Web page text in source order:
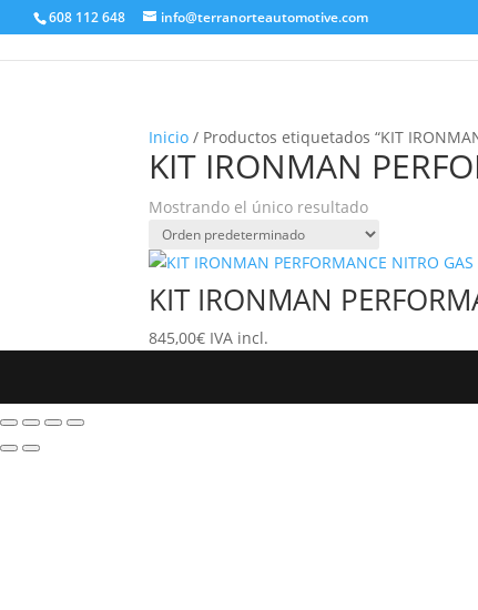
608 112 648 info@terranorteautomotive.com
Inicio / Productos etiquetados “KIT
KIT IRONMAN
Mostrando el único resultado
KIT IRONMAN
845,00€ IVA incl.